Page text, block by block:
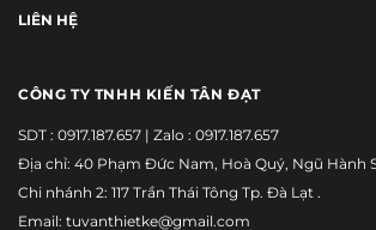
LIÊN HỆ
CÔNG TY TNHH KIẾN TÂN ĐẠT
SDT : 0917.187.657 | Zalo : 0917.187.657
Địa chỉ: 40 Phạm Đức Nam, Hoà Quý, Ngũ Hành
Chi nhánh 2: 117 Trần Thái Tông Tp. Đà Lạt .
Email: tuvanthietke@gmail.com